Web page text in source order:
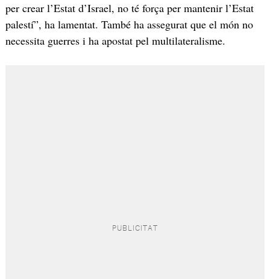
per crear l’Estat d’Israel, no té força per mantenir l’Estat
palestí”, ha lamentat. També ha assegurat que el món no
necessita guerres i ha apostat pel multilateralisme.